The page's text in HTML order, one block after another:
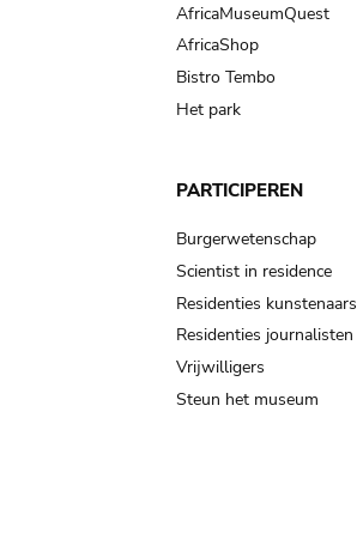
AfricaMuseumQuest
AfricaShop
Bistro Tembo
Het park
PARTICIPEREN
Burgerwetenschap
Scientist in residence
Residenties kunstenaars
Residenties journalisten
Vrijwilligers
Steun het museum